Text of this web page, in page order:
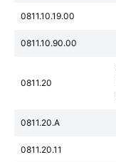
0811.10.19.00
0811.10.90.00
0811.20
0811.20.A
0811.20.11